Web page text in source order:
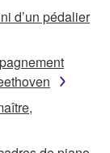
d’un pédalier